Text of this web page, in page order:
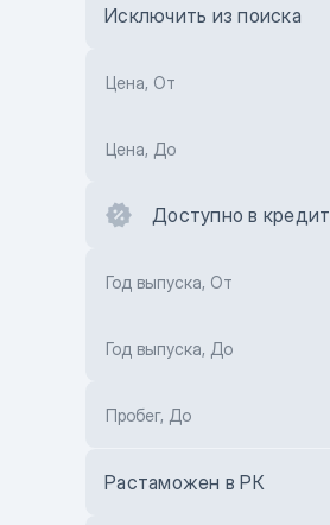
Исключить из поиска
Цена, От
Цена, До
Доступно в кредит
Год выпуска, От
Год выпуска, До
Пробег, До
Растаможен в РК